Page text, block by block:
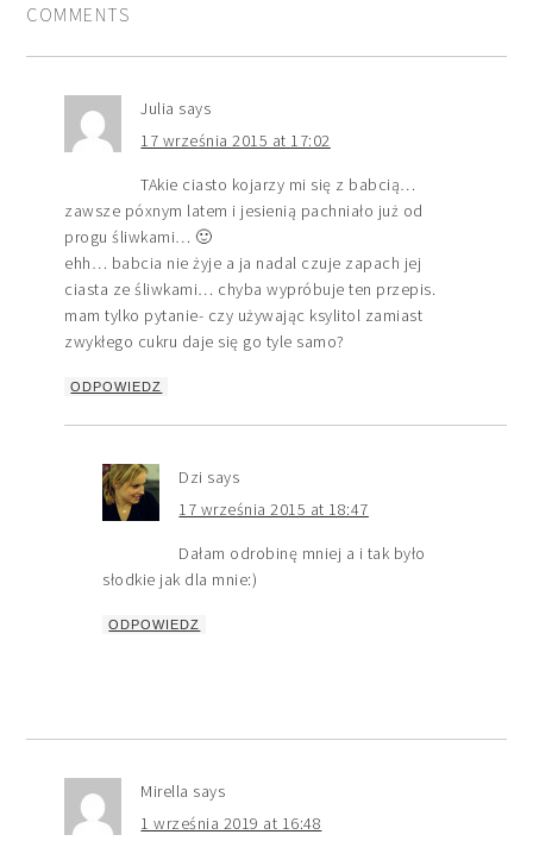
COMMENTS
Julia says
17 września 2015 at 17:02
TAkie ciasto kojarzy mi się z babcią…
zawsze póxnym latem i jesienią pachniało już od
progu śliwkami… 🙂
ehh… babcia nie żyje a ja nadal czuje zapach jej
ciasta ze śliwkami… chyba wypróbuje ten przepis.
mam tylko pytanie- czy używając ksylitol zamiast
zwykłego cukru daje się go tyle samo?
ODPOWIEDZ
Dzi says
17 września 2015 at 18:47
Dałam odrobinę mniej a i tak było
słodkie jak dla mnie:)
ODPOWIEDZ
Mirella says
1 września 2019 at 16:48